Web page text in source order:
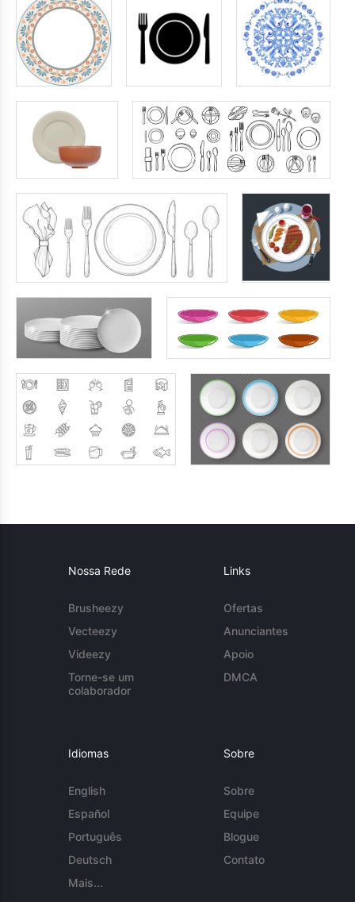
Nossa Rede
Brusheezy
Vecteezy
Videezy
Torne-se um
colaborador
Links
Ofertas
Anunciantes
Apoio
DMCA
Idiomas
English
Español
Português
Deutsch
Mais...
Sobre
Sobre
Equipe
Blogue
Contato